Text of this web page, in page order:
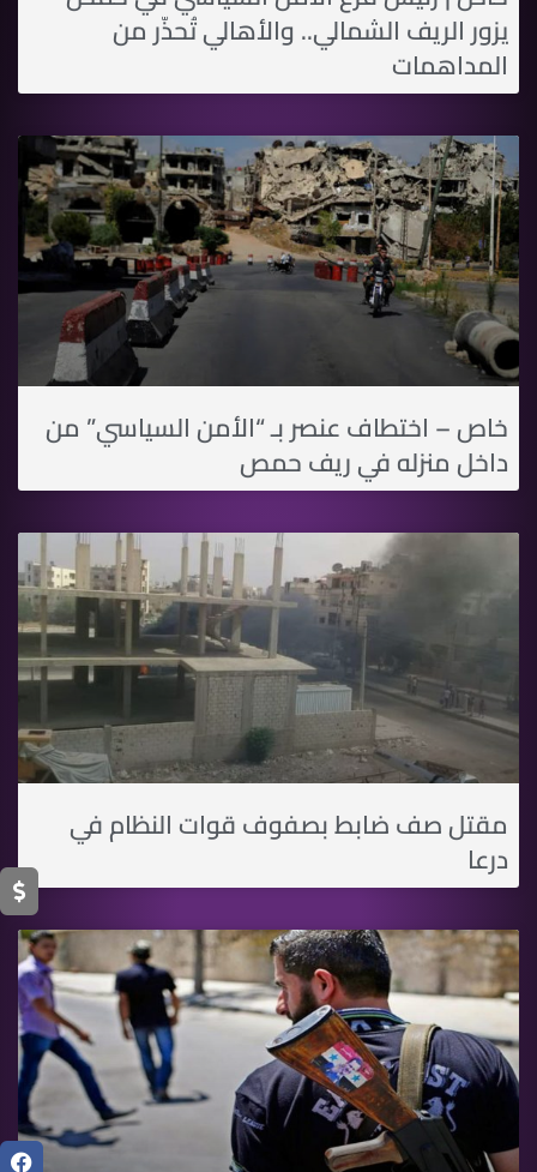
يزور الريف الشمالي.. والأهالي تُحذّر من
المداهمات
خاص – اختطاف عنصر بـ “الأمن السياسي” من
داخل منزله في ريف حمص
مقتل صف ضابط بصفوف قوات النظام في
درعا